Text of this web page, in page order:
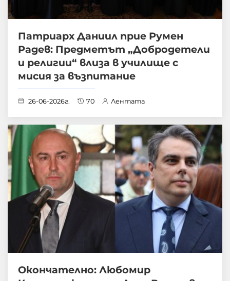
Патриарх Даниил прие Румен
Радев: Предметът „Добродетели
и религии“ влиза в училище с
мисия за възпитание
26-06-2026г. 70 Лентата
Окончателно: Любомир